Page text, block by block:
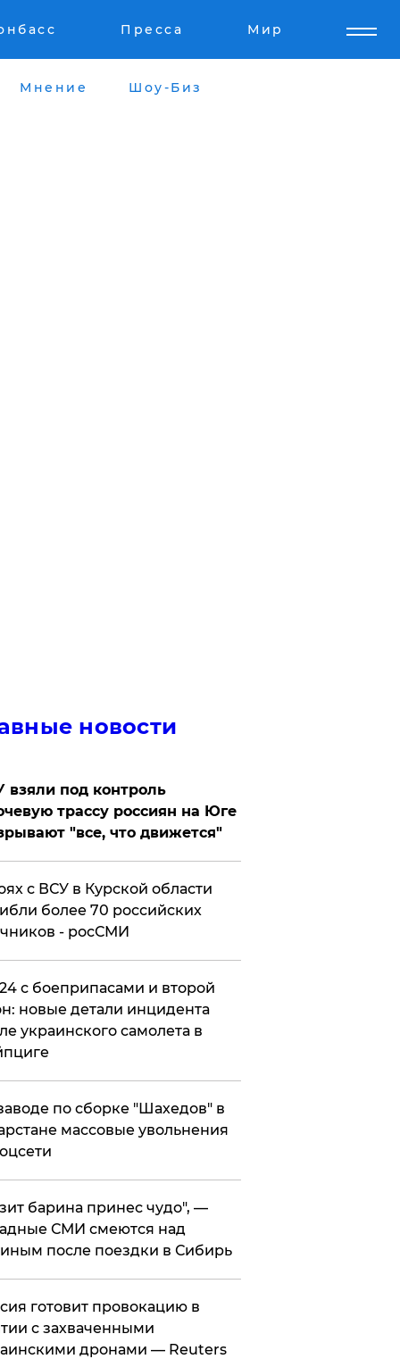
Пресса Мир
Мнение Шоу-Биз
новости
взяли под контроль
трассу россиян на Юге
"все, что движется"
с ВСУ в Курской области
более 70 российских
- росСМИ
с боеприпасами и второй
новые детали инцидента
украинского самолета в
по сборке "Шахедов" в
массовые увольнения
барина принес чудо", —
СМИ смеются над
после поездки в Сибирь
готовит провокацию в
с захваченными
дронами — Reuters